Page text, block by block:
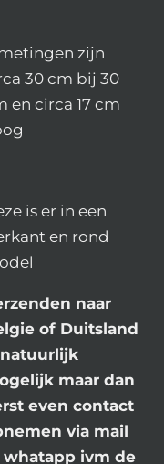
zijn
30 cm bij 30
en circa 17 cm
is er in een
en rond
naar
of Duitsland
maar dan
even contact
via mail
whatapp ivm de